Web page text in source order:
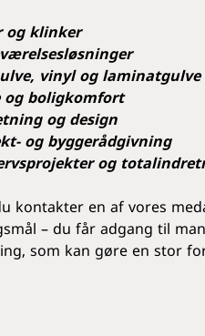
og klinker
vinyl og laminatgulve
og boligkomfort
og design
og byggerådgivning
og
kontakter en af vores
– du får adgang til
som kan gøre en stor